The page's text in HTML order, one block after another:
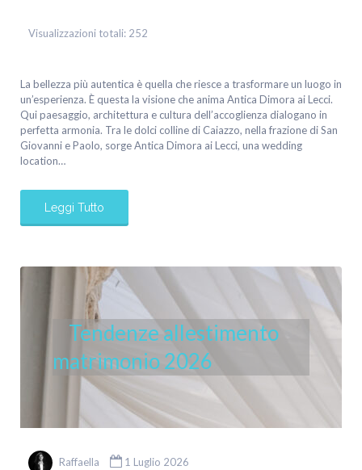
Visualizzazioni totali: 252
La bellezza più autentica è quella che riesce a trasformare un luogo in
un’esperienza. È questa la visione che anima Antica Dimora ai Lecci.
Qui paesaggio, architettura e cultura dell’accoglienza dialogano in
perfetta armonia. Tra le dolci colline di Caiazzo, nella frazione di San
Giovanni e Paolo, sorge Antica Dimora ai Lecci, una wedding
location…
Leggi Tutto
Tendenze allestimento
matrimonio 2026
Raffaella 1 Luglio 2026